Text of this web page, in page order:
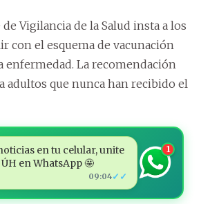
Vigilancia de la Salud insta a los
con el esquema de vacunación
enfermedad. La recomendación
adultos que nunca han recibido el
en tu celular, unite
en WhatsApp 🤩
09:04✓✓
1